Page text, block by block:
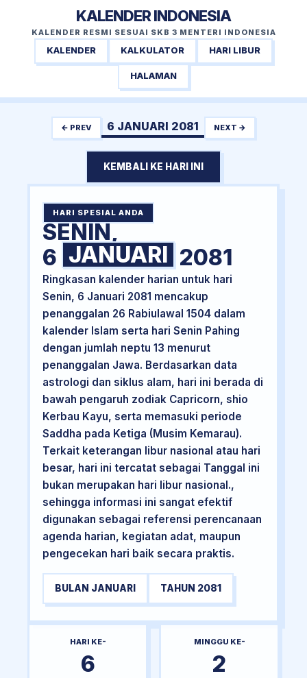
KALENDER INDONESIA
KALENDER RESMI SESUAI SKB 3 MENTERI INDONESIA
KALENDER KALKULATOR HARI LIBUR
HALAMAN
← PREV 6 JANUARI 2081 NEXT →
KEMBALI KE HARI INI
HARI SPESIAL ANDA
SENIN,
6 JANUARI 2081
Ringkasan kalender harian untuk hari
Senin, 6 Januari 2081 mencakup
penanggalan 26 Rabiulawal 1504 dalam
kalender Islam serta hari Senin Pahing
dengan jumlah neptu 13 menurut
penanggalan Jawa. Berdasarkan data
astrologi dan siklus alam, hari ini berada di
bawah pengaruh zodiak Capricorn, shio
Kerbau Kayu, serta memasuki periode
Saddha pada Ketiga (Musim Kemarau).
Terkait keterangan libur nasional atau hari
besar, hari ini tercatat sebagai Tanggal ini
bukan merupakan hari libur nasional.,
sehingga informasi ini sangat efektif
digunakan sebagai referensi perencanaan
agenda harian, kegiatan adat, maupun
pengecekan hari baik secara praktis.
BULAN JANUARI TAHUN 2081
HARI KE-
6
MINGGU KE-
2